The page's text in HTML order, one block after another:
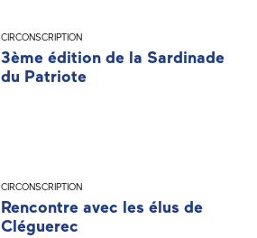
CIRCONSCRIPTION
3ème édition de la Sardinade
du Patriote
CIRCONSCRIPTION
Rencontre avec les élus de
Cléguerec